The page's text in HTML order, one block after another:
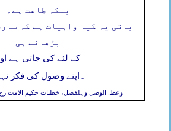
بلکہ طاعت ہے۔
باقی یہ کیا واہیات ہے کہ
بڑھانے ہی
کے لئے کی جاتی ہے
اپنے وصول کی فکر ۔
وعظ: الوصل وہلفصل، خطبات حکیم الامت رح، جلد